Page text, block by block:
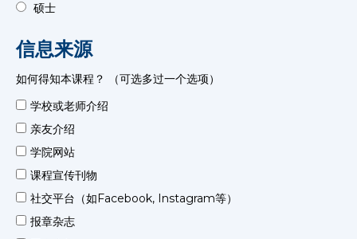
硕士
信息来源
如何得知本课程？ （可选多过一个选项）
学校或老师介绍
亲友介绍
学院网站
课程宣传刊物
社交平台（如Facebook, Instagram等）
报章杂志